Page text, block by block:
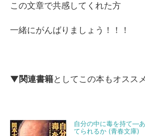
この文章で共感してくれた方
一緒にがんばりましょう！！！
▼関連書籍としてこの本もオスス
自分の中に毒を持て―
てられるか (青春文庫)